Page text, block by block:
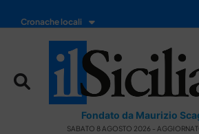
Cronache locali
Fondato da Maurizio
SABATO 8 AGOSTO 2026 -